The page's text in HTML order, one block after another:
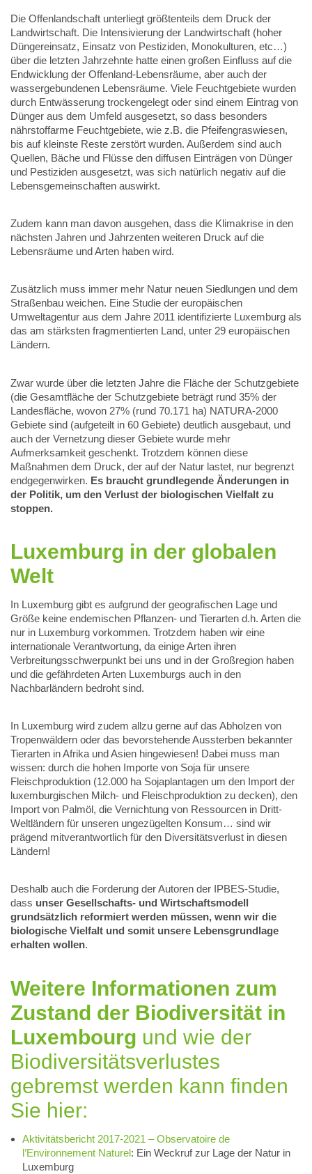
Die Offenlandschaft unterliegt größtenteils dem Druck der
Landwirtschaft. Die Intensivierung der Landwirtschaft (hoher
Düngereinsatz, Einsatz von Pestiziden, Monokulturen, etc…)
über die letzten Jahrzehnte hatte einen großen Einfluss auf die
Endwicklung der Offenland-Lebensräume, aber auch der
wassergebundenen Lebensräume. Viele Feuchtgebiete wurden
durch Entwässerung trockengelegt oder sind einem Eintrag von
Dünger aus dem Umfeld ausgesetzt, so dass besonders
nährstoffarme Feuchtgebiete, wie z.B. die Pfeifengraswiesen,
bis auf kleinste Reste zerstört wurden. Außerdem sind auch
Quellen, Bäche und Flüsse den diffusen Einträgen von Dünger
und Pestiziden ausgesetzt, was sich natürlich negativ auf die
Lebensgemeinschaften auswirkt.
Zudem kann man davon ausgehen, dass die Klimakrise in den
nächsten Jahren und Jahrzenten weiteren Druck auf die
Lebensräume und Arten haben wird.
Zusätzlich muss immer mehr Natur neuen Siedlungen und dem
Straßenbau weichen. Eine Studie der europäischen
Umweltagentur aus dem Jahre 2011 identifizierte Luxemburg als
das am stärksten fragmentierten Land, unter 29 europäischen
Ländern.
Zwar wurde über die letzten Jahre die Fläche der Schutzgebiete
(die Gesamtfläche der Schutzgebiete beträgt rund 35% der
Landesfläche, wovon 27% (rund 70.171 ha) NATURA-2000
Gebiete sind (aufgeteilt in 60 Gebiete) deutlich ausgebaut, und
auch der Vernetzung dieser Gebiete wurde mehr
Aufmerksamkeit geschenkt. Trotzdem können diese
Maßnahmen dem Druck, der auf der Natur lastet, nur begrenzt
endgegenwirken. Es braucht grundlegende Änderungen in
der Politik, um den Verlust der biologischen Vielfalt zu
stoppen.
Luxemburg in der globalen
Welt
In Luxemburg gibt es aufgrund der geografischen Lage und
Größe keine endemischen Pflanzen- und Tierarten d.h. Arten die
nur in Luxemburg vorkommen. Trotzdem haben wir eine
internationale Verantwortung, da einige Arten ihren
Verbreitungsschwerpunkt bei uns und in der Großregion haben
und die gefährdeten Arten Luxemburgs auch in den
Nachbarländern bedroht sind.
In Luxemburg wird zudem allzu gerne auf das Abholzen von
Tropenwäldern oder das bevorstehende Aussterben bekannter
Tierarten in Afrika und Asien hingewiesen! Dabei muss man
wissen: durch die hohen Importe von Soja für unsere
Fleischproduktion (12.000 ha Sojaplantagen um den Import der
luxemburgischen Milch- und Fleischproduktion zu decken), den
Import von Palmöl, die Vernichtung von Ressourcen in Dritt-
Weltländern für unseren ungezügelten Konsum… sind wir
prägend mitverantwortlich für den Diversitätsverlust in diesen
Ländern!
Deshalb auch die Forderung der Autoren der IPBES-Studie,
dass unser Gesellschafts- und Wirtschaftsmodell
grundsätzlich reformiert werden müssen, wenn wir die
biologische Vielfalt und somit unsere Lebensgrundlage
erhalten wollen.
Weitere Informationen zum
Zustand der Biodiversität in
Luxembourg und wie der
Biodiversitätsverlustes
gebremst werden kann finden
Sie hier:
Aktivitätsbericht 2017-2021 – Observatoire de
l’Environnement Naturel: Ein Weckruf zur Lage der Natur in
Luxemburg